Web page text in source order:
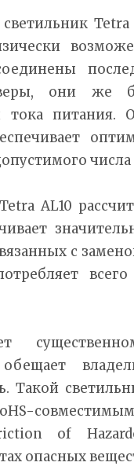
Tetra
они же
тока питания.
числа
AL10
с
Такой
of
опасных